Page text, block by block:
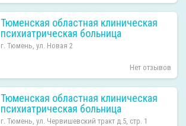
Тюменская областная клиническая
психиатрическая больница
г. Тюмень, ул. Новая 2
Нет отзывов
Тюменская областная клиническая
психиатрическая больница
г. Тюмень, ул. Червишевский тракт д.5, стр. 1